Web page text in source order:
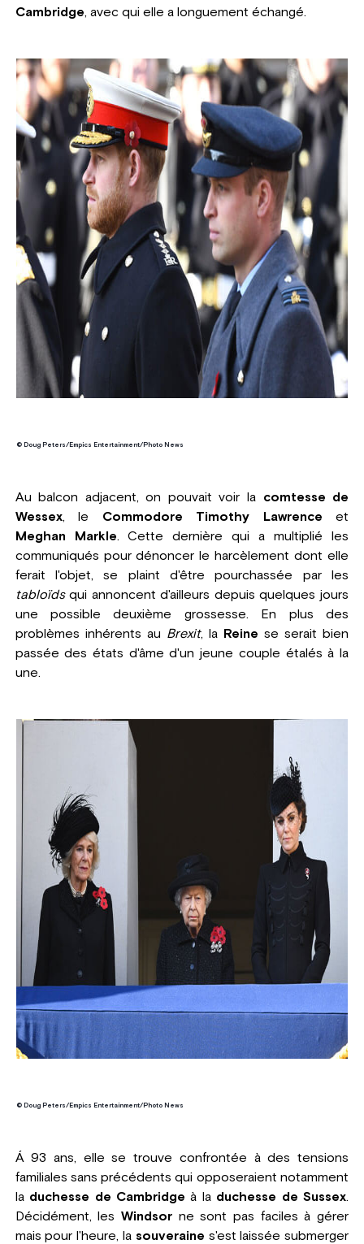
Cambridge, avec qui elle a longuement échangé.
© Doug Peters/Empics Entertainment/Photo News
Au balcon adjacent, on pouvait voir la comtesse de
Wessex, le Commodore Timothy Lawrence et
Meghan Markle. Cette dernière qui a multiplié les
communiqués pour dénoncer le harcèlement dont elle
ferait l'objet, se plaint d'être pourchassée par les
tabloïdsqui annoncent d'ailleurs depuis quelques jours
une possible deuxième grossesse. En plus des
problèmes inhérents au Brexit, la Reine se serait bien
passée des états d'âme d'un jeune couple étalés à la
une.
© Doug Peters/Empics Entertainment/Photo News
Á 93 ans, elle se trouve confrontée à des tensions
familiales sans précédents qui opposeraient notamment
la duchesse de Cambridge à la duchesse de Sussex.
Décidément, les Windsor ne sont pas faciles à gérer
mais pour l'heure, la souveraine s'est laissée submerger